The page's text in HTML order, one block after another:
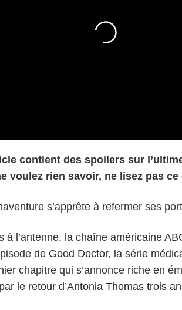
contient des spoilers sur
voulez rien savoir, ne lisez pas
s’apprête à refermer ses
à l’antenne, la chaîne américaine
de Good Doctor, la série
chapitre qui s’annonce riche en
le retour d’Antonia Thomas trois